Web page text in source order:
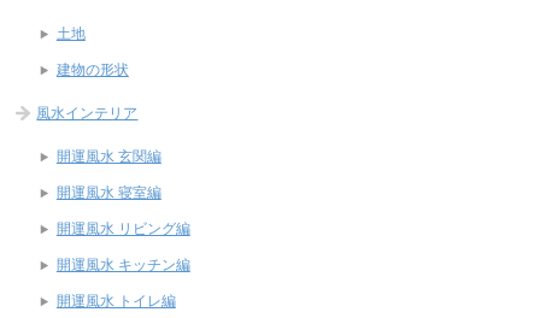
土地
建物の形状
風水インテリア
開運風水 玄関編
開運風水 寝室編
開運風水 リビング編
開運風水 キッチン編
開運風水 トイレ編